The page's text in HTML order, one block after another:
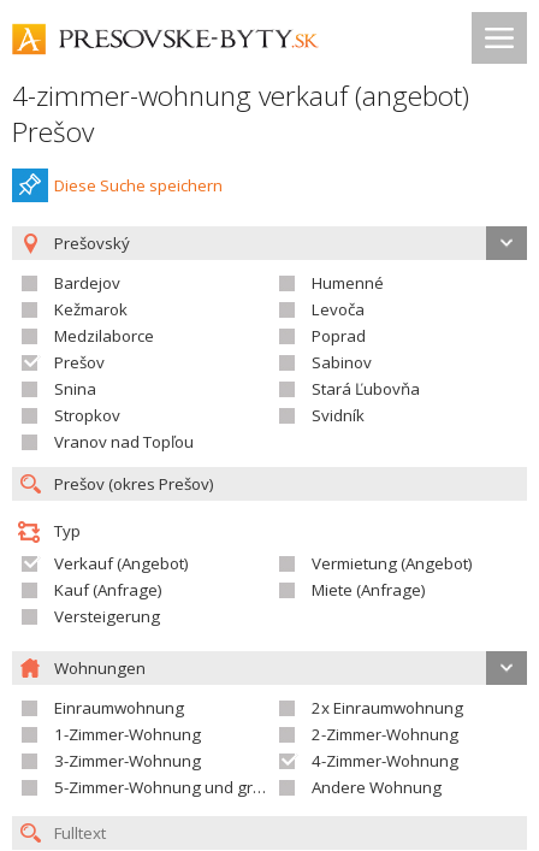
4-zimmer-wohnung verkauf (angebot)
Prešov
Diese Suche speichern
Prešovský
Bardejov
Humenné
Kežmarok
Levoča
Medzilaborce
Poprad
Prešov
Sabinov
Snina
Stará Ľubovňa
Stropkov
Svidník
Vranov nad Topľou
Typ
Verkauf (Angebot)
Vermietung (Angebot)
Kauf (Anfrage)
Miete (Anfrage)
Versteigerung
Wohnungen
Einraumwohnung
2x Einraumwohnung
1-Zimmer-Wohnung
2-Zimmer-Wohnung
3-Zimmer-Wohnung
4-Zimmer-Wohnung
5-Zimmer-Wohnung und größer
Andere Wohnung